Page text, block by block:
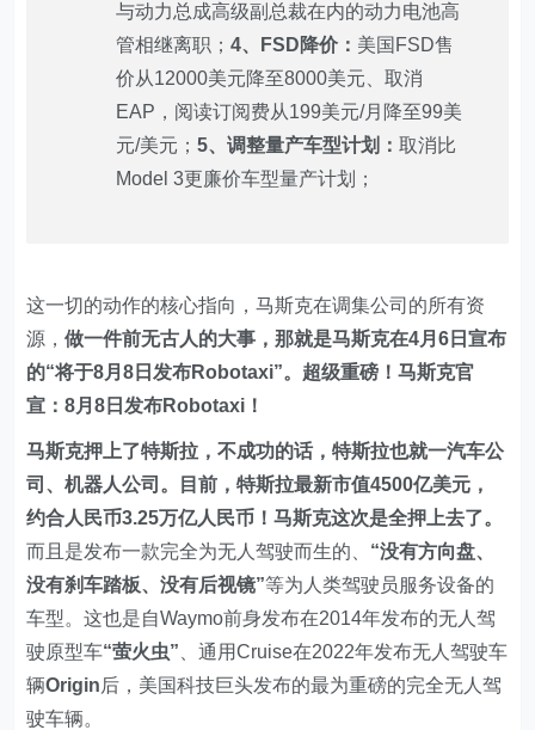
与动力总成高级副总裁在内的动力电池高
管相继离职；4、FSD降价： 美国FSD售
价从12000美元降至8000美元、取消
EAP，阅读订阅费从199美元/月降至99美
元/美元；5、调整量产车型计划：取消比
Model 3更廉价车型量产计划；
这一切的动作的核心指向，马斯克在调集公司的所有资
源，做一件前无古人的大事，那就是马斯克在4月6日宣布
的“将于8月8日发布Robotaxi”。超级重磅！马斯克官
宣：8月8日发布Robotaxi！
马斯克押上了特斯拉，不成功的话，特斯拉也就一汽车公
司、机器人公司。目前，特斯拉最新市值4500亿美元，
约合人民币3.25万亿人民币！马斯克这次是全押上去了。
而且是发布一款完全为无人驾驶而生的、 “没有方向盘、
没有刹车踏板、没有后视镜”等为人类驾驶员服务设备的
车型。这也是自Waymo前身发布在2014年发布的无人驾
驶原型车“萤火虫” 、通用Cruise在2022年发布无人驾驶车
辆Origin后，美国科技巨头发布的最为重磅的完全无人驾
驶车辆。